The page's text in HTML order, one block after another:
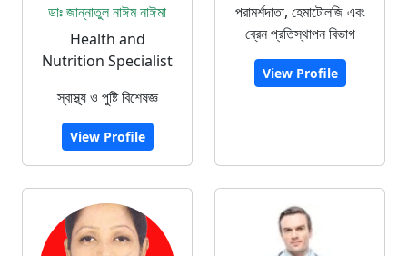
ডাঃ জান্নাতুল নাঈম নাঈমা
Health and
Nutrition Specialist
স্বাস্থ্য ও পুষ্টি বিশেষজ্ঞ
View Profile
পরামর্শদাতা, হেমাটোলজি এবং
ব্রেন প্রতিস্থাপন বিভাগ
View Profile